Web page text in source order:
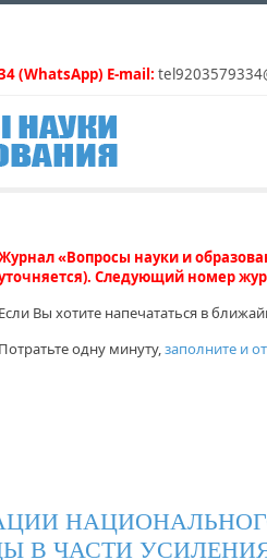
(WhatsApp) E-mail:
«Вопросы науки и
Следующий номер
Если Вы хотите напечататься в
Потратьте одну минуту,заполните и
В ЧАСТИ